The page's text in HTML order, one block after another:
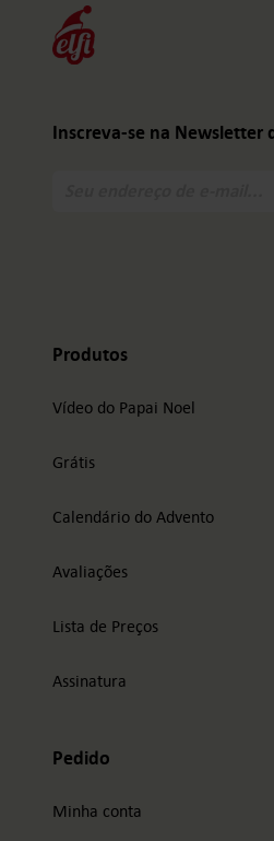
Inscreva-se na Newsletter
Produtos
Vídeo do Papai Noel
Grátis
Calendário do Advento
Avaliações
Lista de Preços
Assinatura
Pedido
Minha conta